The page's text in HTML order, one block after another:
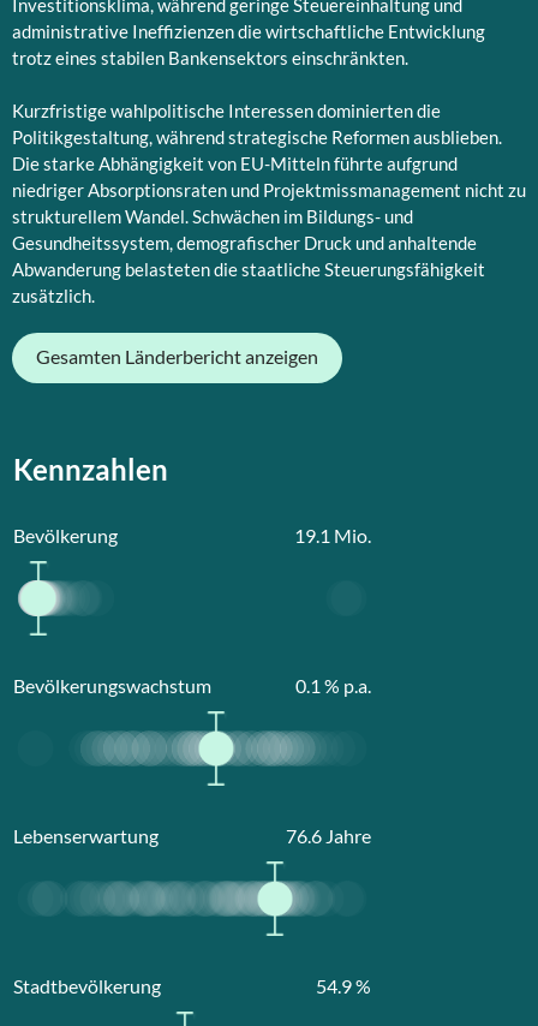
Investitionsklima, während geringe Steuereinhaltung und
administrative Ineffizienzen die wirtschaftliche Entwicklung
trotz eines stabilen Bankensektors einschränkten.
Kurzfristige wahlpolitische Interessen dominierten die
Politikgestaltung, während strategische Reformen ausblieben.
Die starke Abhängigkeit von EU-Mitteln führte aufgrund
niedriger Absorptionsraten und Projektmissmanagement nicht zu
strukturellem Wandel. Schwächen im Bildungs- und
Gesundheitssystem, demografischer Druck und anhaltende
Abwanderung belasteten die staatliche Steuerungsfähigkeit
zusätzlich.
Gesamten Länderbericht anzeigen
Kennzahlen
Bevölkerung 19.1 Mio.
Bevölkerungswachstum 0.1 % p.a.
Lebenserwartung 76.6 Jahre
Stadtbevölkerung 54.9%